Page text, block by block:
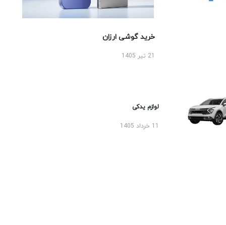
خرید گوشی ارزان
لوازم یدکی